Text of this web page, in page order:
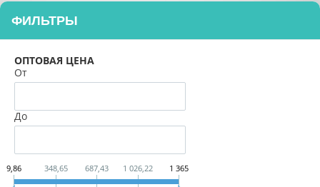
ФИЛЬТРЫ
ОПТОВАЯ ЦЕНА
От
До
9,86 348,65 687,43 1 026,22 1 365